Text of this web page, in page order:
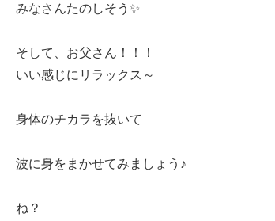
みなさんたのしそう✨
そして、お父さん！！！
いい感じにリラックス～
身体のチカラを抜いて
波に身をまかせてみましょう♪
ね？